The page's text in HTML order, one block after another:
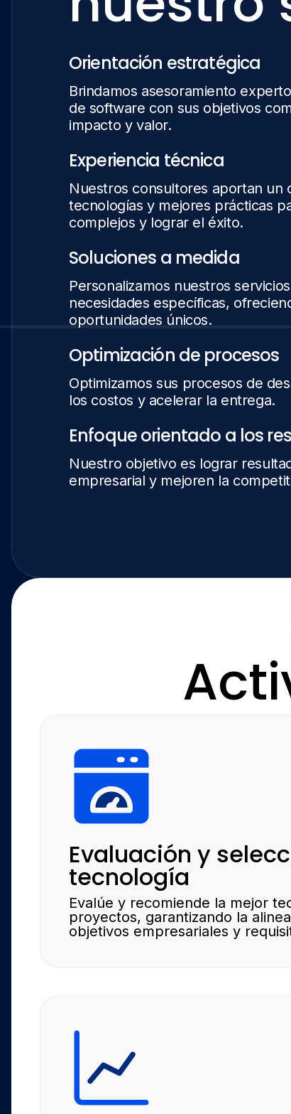
Orientación estratégica
Brindamos asesoramiento
de software con sus objetivos
impacto y valor.
Experiencia técnica
Nuestros consultores aportan un
tecnologías y mejores prácticas
complejos y lograr el éxito.
Soluciones a medida
Personalizamos nuestros
necesidades específicas,
oportunidades únicos.
Optimización de procesos
Optimizamos sus procesos de
los costos y acelerar la entrega.
Enfoque orientado a los
Nuestro objetivo es lograr
empresarial y mejoren la
Evaluación y
tecnología
Evalúe y recomiende la mejor
proyectos, garantizando la
objetivos empresariales y